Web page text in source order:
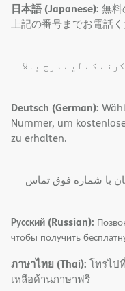
日本語 (Japanese): 無料
上記の番号までお電話く
کے لیے درج بالا
Deutsch (German):
Nummer, um
zu erhalten.
با شماره فوق تماس
Русский (Russian):
чтобы получить
ภาษาไทย (Thai): โทรไป
เหลือด้านภาษาฟรี